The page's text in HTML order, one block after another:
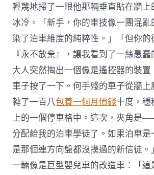
輕蔑地掃了一眼他那輛垂直貼在牆
冰冷。「新手，你的車技像一團混
染了泊車維度的純粹性。」「但你
『永不放棄』，讓我看到了一絲愚
大人突然掏出一個像是遙控器的裝
車子按了一下。何手殘的車子從牆
轉了一百八包養一個月價錢十度，穩
上的一個停車格中。這次，夾角是
分配給我的泊車學徒了。如果泊車
是那個連方向盤都沒摸過的新信徒
一輛像是巨型嬰兒車的改造車：「這